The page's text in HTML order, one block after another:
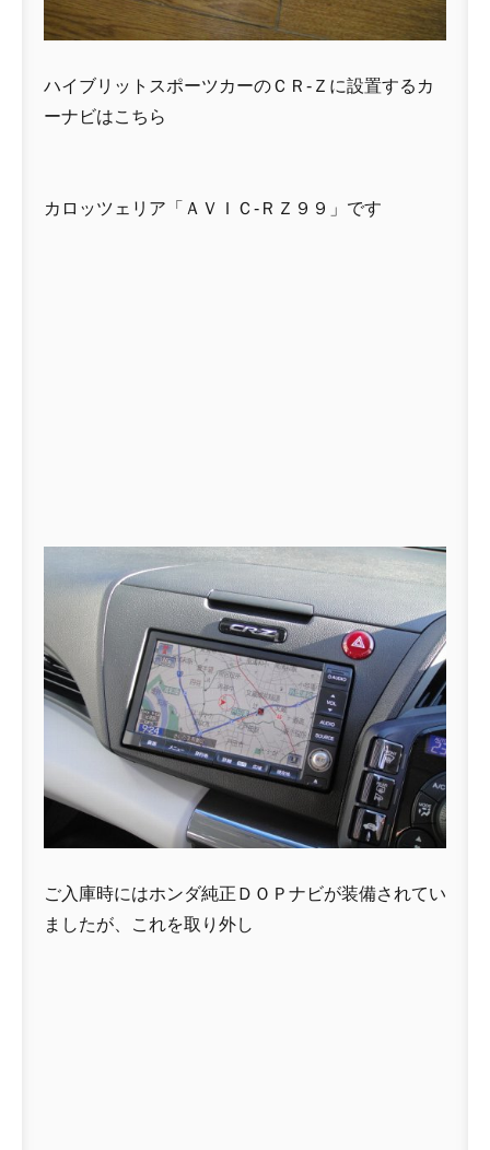
ハイブリットスポーツカーのＣＲ-Ｚに設置するカ
ーナビはこちら
カロッツェリア「ＡＶＩＣ-ＲＺ９９」です
ご入庫時にはホンダ純正ＤＯＰナビが装備されてい
ましたが、これを取り外し